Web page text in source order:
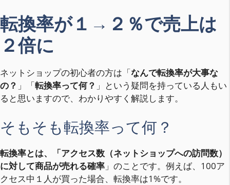
転換率が１→２％で売上は
２倍に
ネットショップの初心者の方は「なんで転換率が大事な
の？ 」「転換率って何？ 」という疑問を持っている人もい
ると思いますので、わかりやすく解説します。
そもそも転換率って何？
転換率とは、「アクセス数（ネットショップへの訪問数）
に対して商品が売れる確率 」のことです。例えば、100ア
クセス中１人が買った場合、転換率は1%です。